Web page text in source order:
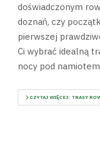
doświadczonym
doznań, czy
pierwszej
Ci wybrać idealną
nocy pod
CZYTAJ WIĘCEJ: TRASY